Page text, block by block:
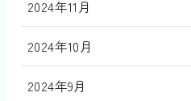
2024年11月
2024年10月
2024年9月